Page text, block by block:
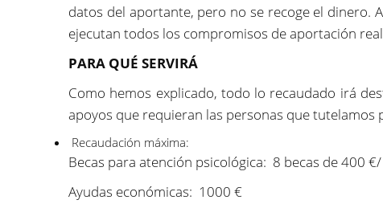
datos del aportante, pero no se recoge el dinero.
ejecutan todos los compromisos de aportación
PARA QUÉ SERVIRÁ
Como hemos explicado, todo lo recaudado irá
apoyos que requieran las personas que
Recaudación máxima:
Becas para atención psicológica: 8 becas de 400
Ayudas económicas: 1000 €